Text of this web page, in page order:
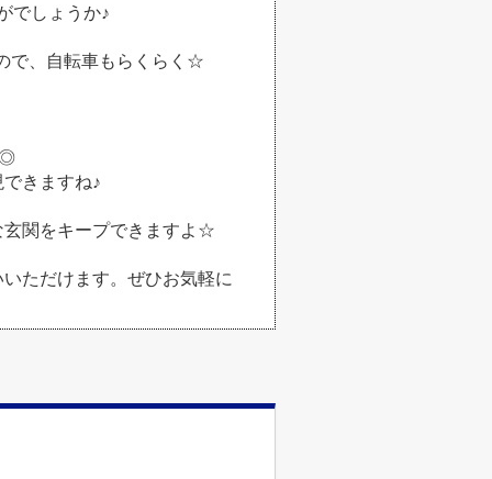
でしょうか♪
で、自転車もらくらく☆
◎
きますね♪
玄関をキープできますよ☆
ただけます。ぜひお気軽に